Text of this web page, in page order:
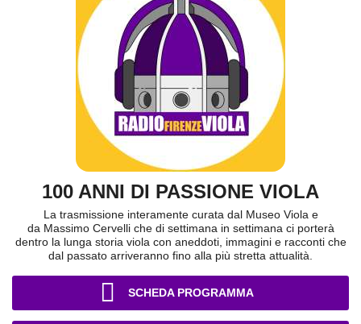
100 ANNI DI PASSIONE VIOLA
La trasmissione interamente curata dal Museo Viola e
da Massimo Cervelli che di settimana in settimana ci porterà
dentro la lunga storia viola con aneddoti, immagini e racconti che
dal passato arriveranno fino alla più stretta attualità.
SCHEDA PROGRAMMA